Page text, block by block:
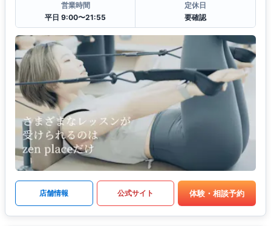
営業時間
平日 9:00〜21:55
定休日
要確認
店舗情報 公式サイト 体験・相談予約